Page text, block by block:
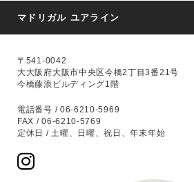
マドリガル ユアライン
〒541-0042
大大阪府大阪市中央区今橋2丁目3番21号
今橋藤浪ビルディング1階
電話番号 / 06-6210-5969
FAX / 06-6210-5769
定休日 / 土曜、日曜、祝日、年末年始